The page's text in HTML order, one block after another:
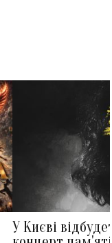
У Києві